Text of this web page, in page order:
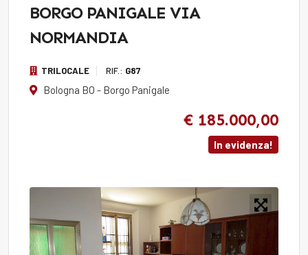
BORGO PANIGALE VIA
NORMANDIA
TRILOCALE RIF.: G87
Bologna BO - Borgo Panigale
€ 185.000,00
In evidenza!